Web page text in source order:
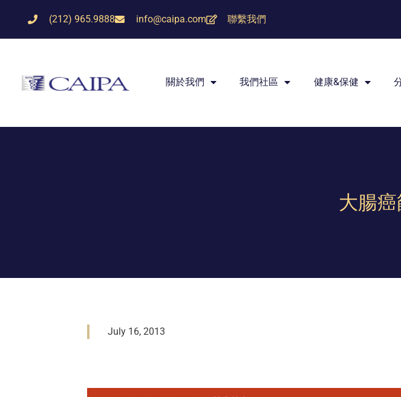
(212) 965.9888 info@caipa.com 聯繫我們
關於我們 我們社區 健康&保健
大腸
July 16, 2013